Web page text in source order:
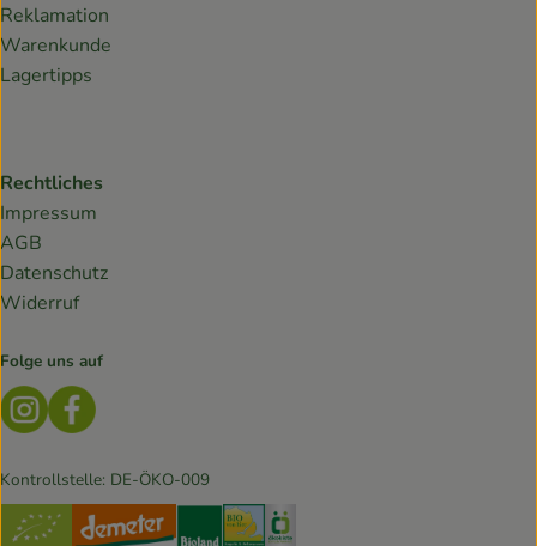
Reklamation
Warenkunde
Lagertipps
Rechtliches
Impressum
AGB
Datenschutz
Widerruf
Folge uns auf
Externer Link zu https://www.instagram.com/
Externer Link zu https://www.facebook.com/
Kontrollstelle: DE-ÖKO-009